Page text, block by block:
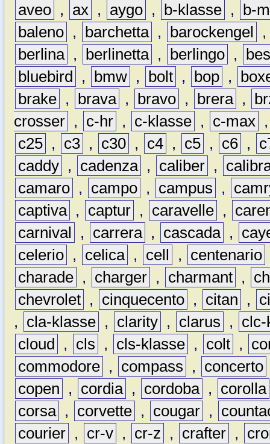
aveo , ax , aygo , b-klasse ,
b-
baleno , barchetta , barockengel
berlina , berlinetta , berlingo ,
bluebird
, bmw , bolt , bop ,
brake , brava , bravo , brera ,
crosser , c-hr , c-klasse , c-max
c25 , c3 , c30 , c4 , c5 , c6 ,
caddy , cadenza , caliber ,
camaro , campo , campus ,
captiva , captur , caravelle ,
carnival
, carrera , cascada ,
celerio , celica , cell , centenario
charade , charger , charmant ,
chevrolet , cinquecento , citan ,
,
cla-klasse , clarity , clarus ,
clc-
cloud
, cls , cls-klasse , colt ,
commodore , compass , concerto
copen
, cordia , cordoba ,
corolla
corsa , corvette , cougar ,
courier , cr-v , cr-z , crafter ,